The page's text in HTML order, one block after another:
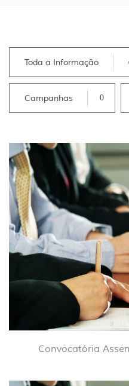
Toda a Informação
Campanhas 0
Convocatória